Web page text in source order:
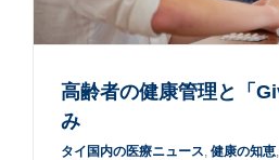
高齢者の健康管理と「
み
タイ国内の医療ニュース 健康の知恵